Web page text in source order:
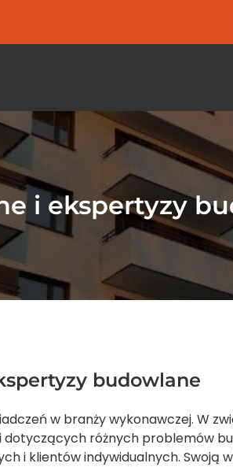
i ekspertyzy
budowlane
w branży wykonawczej. W
różnych problemów
i klientów indywidualnych. Swoją